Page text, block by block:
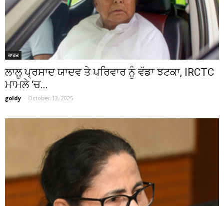
ਭਾਰਤ
ਲਾਲੂ ਪ੍ਰਸਾਦ ਯਾਦਵ ਤੇ ਪਰਿਵਾਰ ਨੂੰ ਵੱਡਾ ਝਟਕਾ, IRCTC
ਮਾਮਲੇ ‘ਚ...
goldy - October 13, 2025